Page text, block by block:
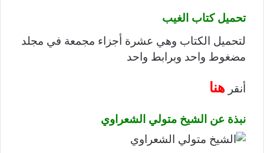
تحميل كتاب الغيب
لتحميل الكتاب وهي عشرة أجزاء مجمعة في مجلد
مضغوط واحد وبرابط واحد
أنقر هنا
نبذة عن الشيخ متولي الشعراوي